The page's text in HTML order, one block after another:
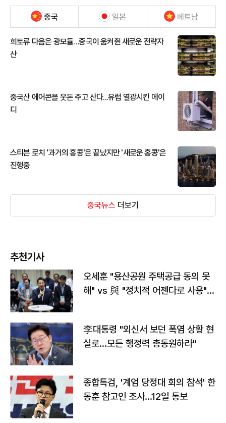
중국 일본 베트남
희토류 다음은 광모듈…중국이 움켜쥔 새로운 전략자
산
중국산 에어콘을 웃돈 주고 산다...유럽 열광시킨 메이
디
스티븐 로치 '과거의 홍콩'은 끝났지만 '새로운 홍콩'은
진행중
중국뉴스 더보기
추천기사
오세훈 "용산공원 주택공급 동의 못
해" vs 與 "정치적 어젠다로 사용"
李대통령 "외신서 보던 폭염 상황 현
실로…모든 행정력 총동원하라"
종합특검, '계엄 당정대 회의 참석' 한
동훈 참고인 조사...12일 통보